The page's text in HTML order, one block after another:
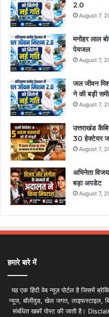
2.0
August 7,
मनोहर लाल
पेयजल
August 7,
जल जीवन
ने की बड़ी
August 7,
उत्तराखंड
30 हेक्टेयर
August 7,
अभिनेता
बड़ा अपडेट
August 7,
हमारे बारे में
यह एक हिंदी वेब न्यूज़ पोर्टल है जिसमें
न्यूज, बॉलीवुड, खेल जगत, लाइफस्टाइल,
संबंधित खबरें पोस्ट की जाती है।